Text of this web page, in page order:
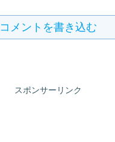
コメントを書き込む
スポンサーリンク